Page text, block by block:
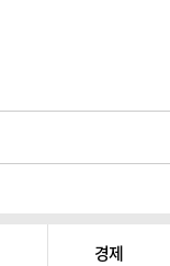
경제